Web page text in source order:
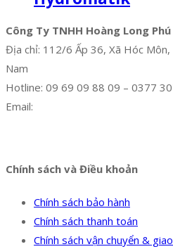
Công Ty TNHH Hoàng Long Phú
Địa chỉ: 112/6 Ấp 36, Xã Hóc Môn,
Nam
Hotline: 09 69 09 88 09 – 0377
Email:
Chính sách và Điều khoản
Chính sách bảo hành
Chính sách thanh toán
Chính sách vận chuyển &